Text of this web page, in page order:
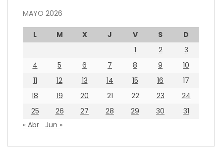
MAYO 2026
L M X J V S
D
1
2
3
4
5 6 7 8 9
10
11
12 13 14 15 16
17
18
19 20 21 22 23
24
25
26 27 28 29 30
31
« Abr
Jun »